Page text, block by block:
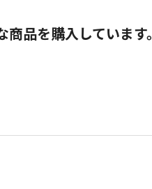
品を購入しています。